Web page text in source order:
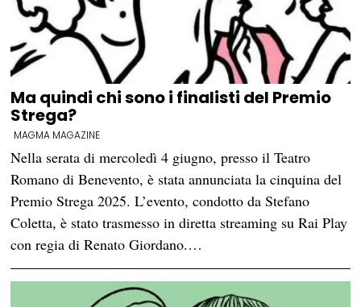
Ma quindi chi sono i finalisti del Premio
Strega?
MAGMA MAGAZINE
Nella serata di mercoledì 4 giugno, presso il Teatro
Romano di Benevento, è stata annunciata la cinquina del
Premio Strega 2025. L’evento, condotto da Stefano
Coletta, è stato trasmesso in diretta streaming su Rai Play
con regia di Renato Giordano.…